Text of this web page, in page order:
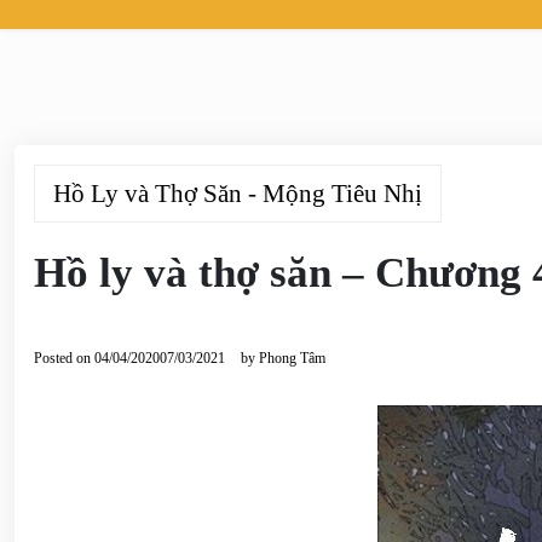
Hồ Ly và Thợ Săn - Mộng Tiêu Nhị
Hồ ly và thợ săn – Chương
Posted on 04/04/202007/03/2021 by Phong Tâm